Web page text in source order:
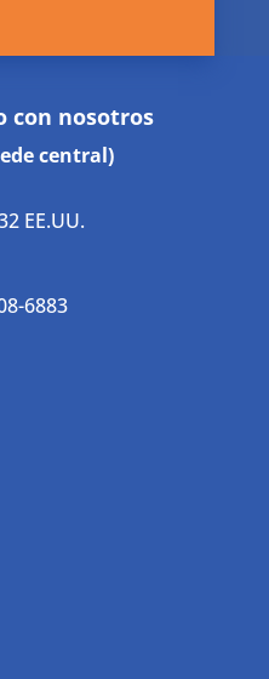
con nosotros
central)
EE.UU.
6883